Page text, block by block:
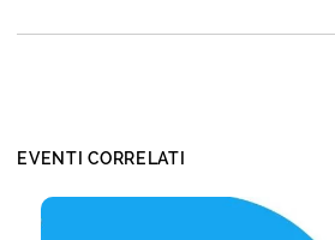
EVENTI CORRELATI